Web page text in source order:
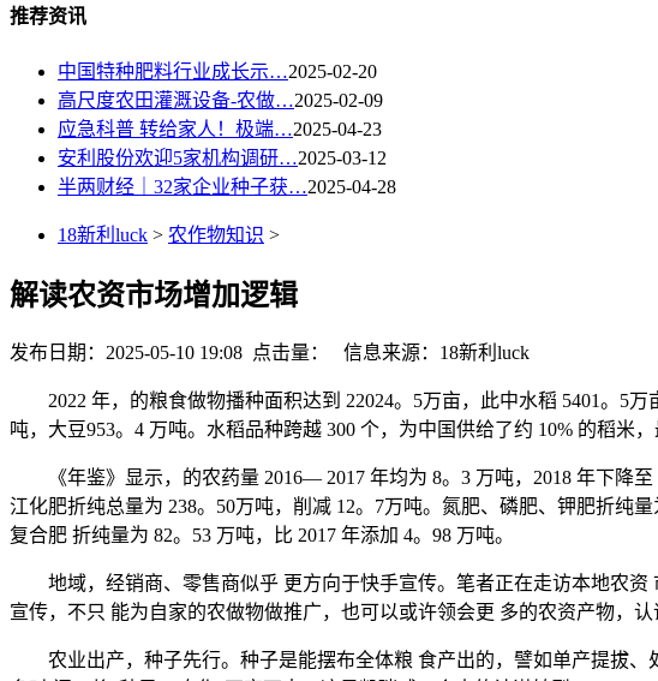
推荐资讯
中国特种肥料行业成长示…2025-02-20
高尺度农田灌溉设备-农做…2025-02-09
应急科普 转给家人！极端…2025-04-23
安利股份欢迎5家机构调研…2025-03-12
半两财经｜32家企业种子获…2025-04-28
18新利luck > 农作物知识 >
解读农资市场增加逻辑
发布日期：2025-05-10 19:08 点击量： 信息来源：18新利luck
2022 年，的粮食做物播种面积达到 22024。5万亩，此中水稻 5401。5万
吨，大豆953。4 万吨。水稻品种跨越 300 个，为中国供给了约 10% 的稻米
《年鉴》显示，的农药量 2016— 2017 年均为 8。3 万吨，2018 年下降至
江化肥折纯总量为 238。50万吨，削减 12。7万吨。氮肥、磷肥、钾肥折纯
复合肥 折纯量为 82。53 万吨，比 2017 年添加 4。98 万吨。
地域，经销商、零售商似乎 更方向于快手宣传。笔者正在走访本地农资
宣传，不只 能为自家的农做物做推广，也可以或许领会更 多的农资产物，认
农业出产，种子先行。种子是能摆布全体粮 食产出的，譬如单产提拔、